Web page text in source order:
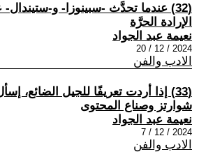
(32) عندما تحدَّث -سبينوزا- و-
الإرادة الحرَّة
نعيمة عبد الجواد
2024 / 12 / 20
الادب والفن
(33) إذا أردت تعريفًا للجيل الضائع،
شوارتز وصناع المحتوى
نعيمة عبد الجواد
2024 / 12 / 7
الادب والفن